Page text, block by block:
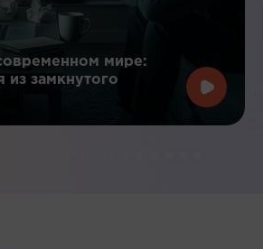
мире:
из замкнутого